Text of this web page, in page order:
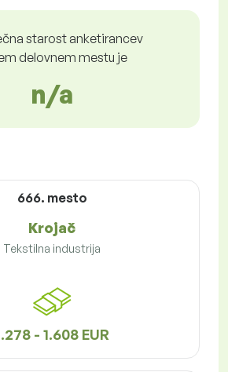
starost anketirancev
delovnem mestu je
n/a
666. mesto
Krojač
Tekstilna industrija
- 1.608 EUR